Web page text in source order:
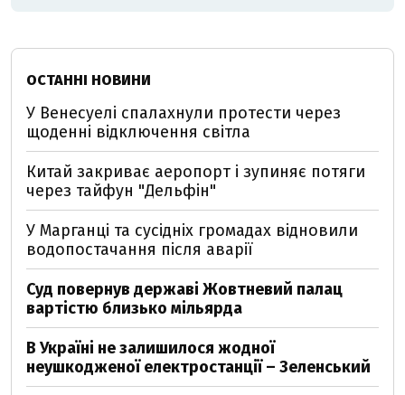
ОСТАННІ НОВИНИ
У Венесуелі спалахнули протести через
щоденні відключення світла
Китай закриває аеропорт і зупиняє потяги
через тайфун "Дельфін"
У Марганці та сусідніх громадах відновили
водопостачання після аварії
Суд повернув державі Жовтневий палац
вартістю близько мільярда
В Україні не залишилося жодної
неушкодженої електростанції – Зеленський